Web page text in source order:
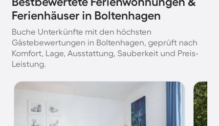
Ferienhäuser in Boltenhagen
Buche Unterkünfte mit den höchsten
Gästebewertungen in Boltenhagen, geprüft nach
Komfort, Lage, Ausstattung, Sauberkeit und Preis-
Leistung.